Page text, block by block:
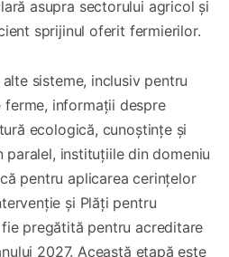
asupra sectorului agricol și
sprijinul oferit fermierilor.
sisteme, inclusiv pentru
informații despre
ecologică, cunoștințe și
paralel, instituțiile din domeniu
pentru aplicarea cerințelor
și Plăți pentru
pregătită pentru acreditare
2027. Această etapă este